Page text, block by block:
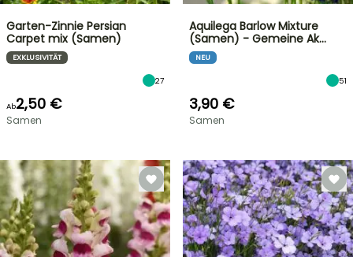
Garten-Zinnie Persian
Carpet mix (Samen)
EXKLUSIVITÄT
27
Ab2,50 €
Samen
Aquilega Barlow Mixture
(Samen) - Gemeine Ak…
NEU
51
3,90 €
Samen